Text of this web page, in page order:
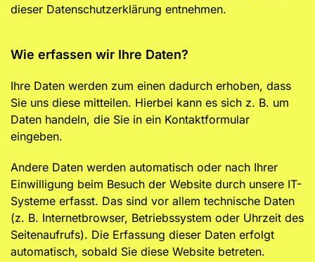
dieser Datenschutzerklärung entnehmen.
Wie erfassen wir Ihre Daten?
Ihre Daten werden zum einen dadurch erhoben, dass
Sie uns diese mitteilen. Hierbei kann es sich z. B. um
Daten handeln, die Sie in ein Kontaktformular
eingeben.
Andere Daten werden automatisch oder nach Ihrer
Einwilligung beim Besuch der Website durch unsere IT-
Systeme erfasst. Das sind vor allem technische Daten
(z. B. Internetbrowser, Betriebssystem oder Uhrzeit des
Seitenaufrufs). Die Erfassung dieser Daten erfolgt
automatisch, sobald Sie diese Website betreten.